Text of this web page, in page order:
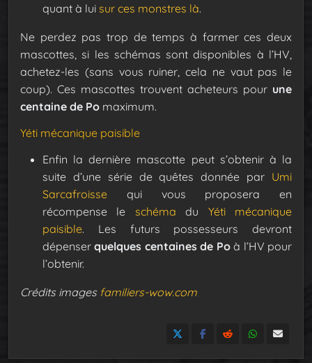
quant à lui sur ces monstres là.
Ne perdez pas trop de temps à farmer ces deux
mascottes, si les schémas sont disponibles à l’HV,
achetez-les (sans vous ruiner, cela ne vaut pas le
coup). Ces mascottes trouvent acheteurs pour une
centaine de Po maximum.
Yéti mécanique paisible
Enfin la dernière mascotte peut s’obtenir à la
suite d’une série de quêtes donnée par Umi
Sarcafroisse qui vous proposera en
récompense le schéma du Yéti mécanique
paisible. Les futurs possesseurs devront
dépenserquelques centaines de Poà l’HV pour
l’obtenir.
Crédits images familiers-wow.com